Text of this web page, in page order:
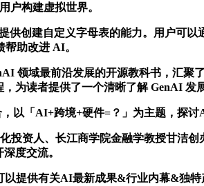
户构建虚拟世界。
创建自定义字母表的能力。用户可以
助改进 AI。
域最前沿发展的开源教科书，汇聚
为读者提供了一个清晰了解 GenAI 发
「AI+跨境+硬件=？」为主题，探讨
资人、长江商学院金融学教授甘洁
度交流。
供有关AI最新成果&行业内幕&独特